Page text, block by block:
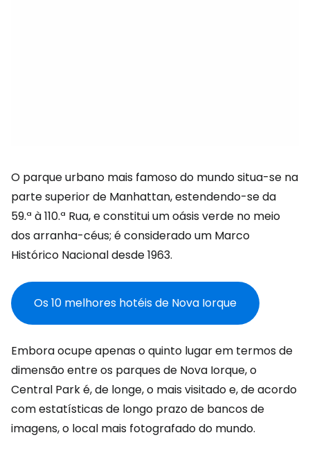
O parque urbano mais famoso do mundo situa-se na
parte superior de Manhattan, estendendo-se da
59.ª à 110.ª Rua, e constitui um oásis verde no meio
dos arranha-céus; é considerado um Marco
Histórico Nacional desde 1963.
Os 10 melhores hotéis de Nova Iorque
Embora ocupe apenas o quinto lugar em termos de
dimensão entre os parques de Nova Iorque, o
Central Park é, de longe, o mais visitado e, de acordo
com estatísticas de longo prazo de bancos de
imagens, o local mais fotografado do mundo.